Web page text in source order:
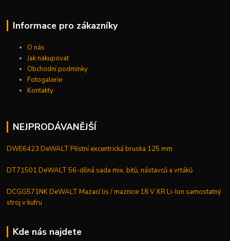
Informace pro zákazníky
O nás
Jak nakupovat
Obchodní podmínky
Fotogalerie
Kontakty
NEJPRODÁVANĚJŠÍ
DWE6423 DeWALT Pěstní excentrická bruska 125 mm
DT71501 DeWALT 56-dílná sada mix, bitů, nástavců a vrtáků
DCGG571NK DeWALT Mazací lis / maznice 18 V XR Li-Ion samostatný
stroj v kufru
Kde nás najdete